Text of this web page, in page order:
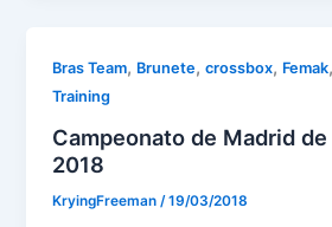
Bras Team, Brunete,crossbox, Femak,
Training
Campeonato de Madrid
2018
KryingFreeman /19/03/2018